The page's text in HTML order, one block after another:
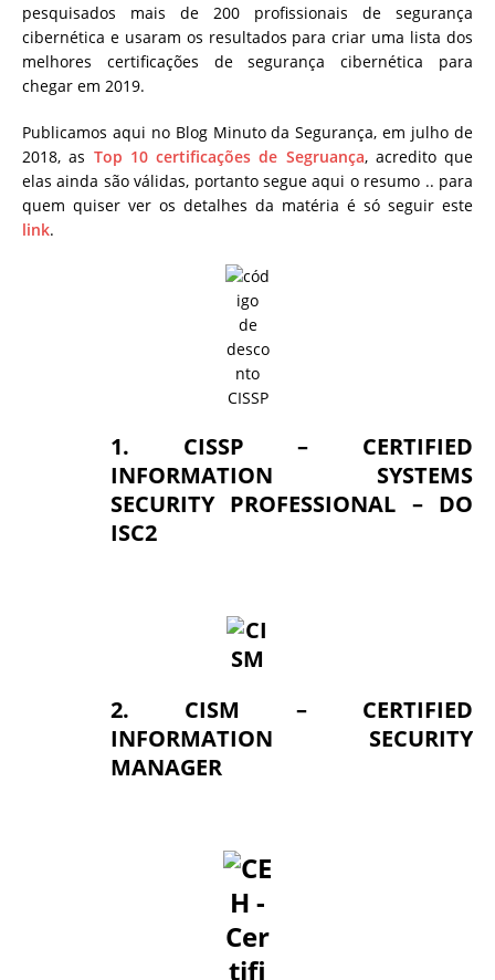
pesquisados ​​mais de 200 profissionais de segurança
cibernética e usaram os resultados para criar uma lista dos
melhores certificações de segurança cibernética para
chegar em 2019.
Publicamos aqui no Blog Minuto da Segurança, em julho de
2018, as Top 10 certificações de Segruança, acredito que
elas ainda são válidas, portanto segue aqui o resumo .. para
quem quiser ver os detalhes da matéria é só seguir este
link.
1. CISSP – CERTIFIED
INFORMATION SYSTEMS
SECURITY PROFESSIONAL – DO
ISC2
2. CISM – CERTIFIED
INFORMATION SECURITY
MANAGER